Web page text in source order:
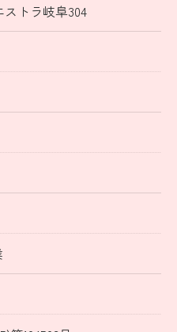
トラ岐阜304